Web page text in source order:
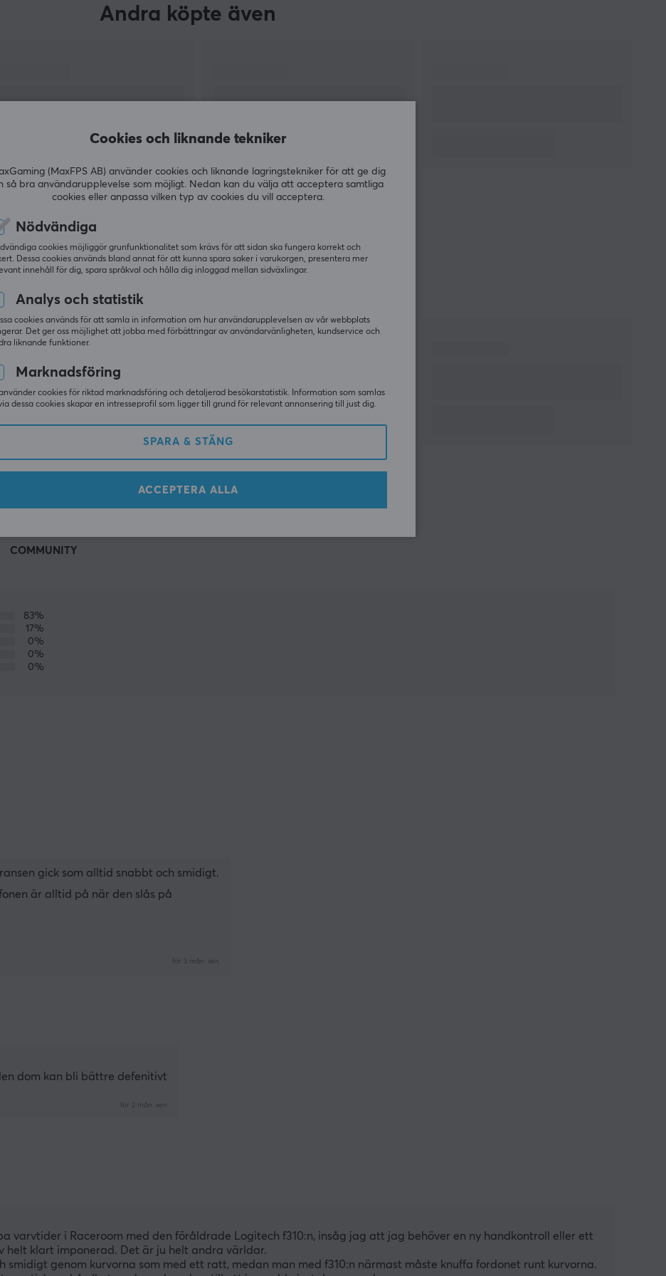
Andra köpte även
VISA MER
Andra tittade även på
COMMUNITY
83%
17%
0%
0%
0%
gick som alltid snabbt och smidigt.
är alltid på när den slås på
för 3 mån. sen
dom kan bli bättre defenitivt
för 2 mån. sen
varvtider i Raceroom med den föråldrade Logitech f310:n, insåg jag att jag behöver en ny handkontroll eller ett
helt klart imponerad. Det är ju helt andra världar.
smidigt genom kurvorna som med ett ratt, medan man med f310:n närmast måste knuffa fordonet runt kurvorna.
Cookies och liknande tekniker
(MaxFPS AB) använder cookies och liknande lagringstekniker för att ge dig
så bra användarupplevelse som möjligt. Nedan kan du välja att acceptera samtliga
cookies eller anpassa vilken typ av cookies du vill acceptera.
Nödvändiga
cookies möjliggör grunfunktionalitet som krävs för att sidan ska fungera korrekt och
Dessa cookies används bland annat för att kunna spara saker i varukorgen, presentera mer
innehåll för dig, spara språkval och hålla dig inloggad mellan sidväxlingar.
Analys och statistik
cookies används för att samla in information om hur användarupplevelsen av vår webbplats
Det ger oss möjlighet att jobba med förbättringar av användarvänligheten, kundservice och
liknande funktioner.
Marknadsföring
cookies för riktad marknadsföring och detaljerad besökarstatistik. Information som samlas
dessa cookies skapar en intresseprofil som ligger till grund för relevant annonsering till just dig.
SPARA & STÄNG
ACCEPTERA ALLA